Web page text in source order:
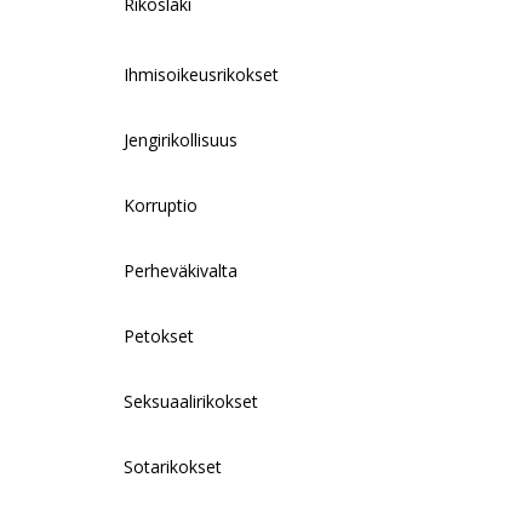
Ihmisoikeusrikokset
Jengirikollisuus
Korruptio
Perheväkivalta
Petokset
Seksuaalirikokset
Sotarikokset